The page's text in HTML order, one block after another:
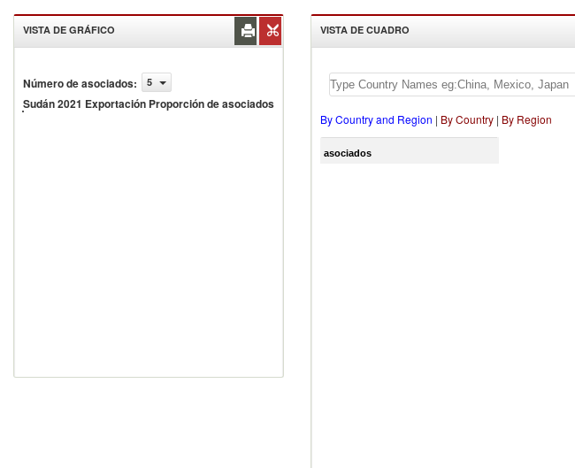
VISTA DE GRÁFICO
Número de asociados: 5
Sudán 2021 Exportación Proporción de asociados
2021
VISTA DE CUADRO
By Country and Region | By Country | By Region
asociados